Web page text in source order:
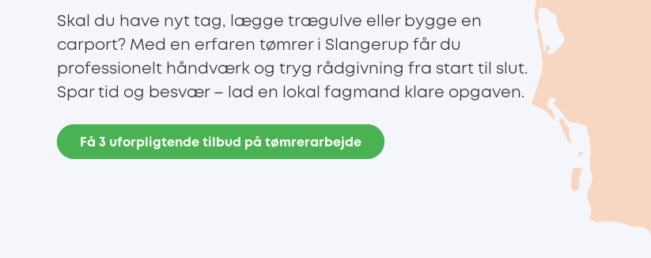
Skal du have nyt tag, lægge trægulve eller bygge en
carport? Med en erfaren tømrer i Slangerup får du
professionelt håndværk og tryg rådgivning fra start til slut.
Spar tid og besvær – lad en lokal fagmand klare opgaven.
Få 3 uforpligtende tilbud på tømrerarbejde